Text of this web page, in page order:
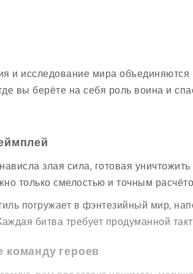
и исследование мира
вы берёте на себя роль воина и
злая сила, готовая
только смелостью и точным
погружает в фэнтезийный мир,
битва требует продуманной
команду героев